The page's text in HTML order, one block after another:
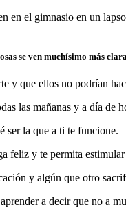
en el gimnasio en un
se ven muchísimo más
y que ellos no podrían
las mañanas y a día
ser la que a ti te funcione.
feliz y te permita
y algún que otro
a decir que no a